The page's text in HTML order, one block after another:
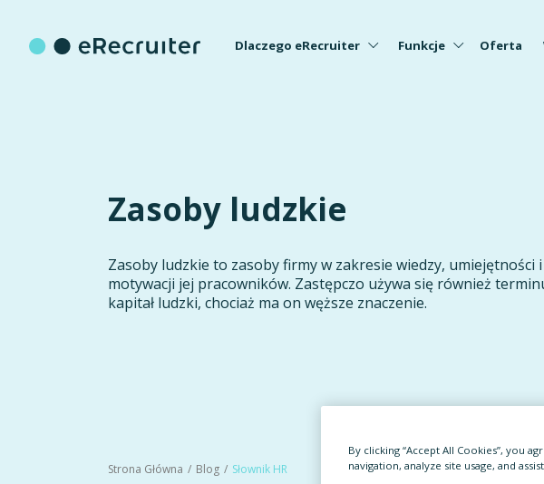
Dlaczego eRecruiter Funkcje Oferta
Zasoby ludzkie
Zasoby ludzkie to zasoby firmy w zakresie wiedzy, umiejętności i
motywacji jej pracowników. Zastępczo używa się również
kapitał ludzki, chociaż ma on węższe znaczenie.
Strona Główna Blog Słownik HR
By clicking “Accept All Cookies”, you
navigation, analyze site usage, and